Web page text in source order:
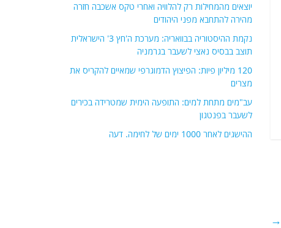
→
יוצאים מהמחילות רק להלוויה ואחרי טקס אשכבה חזרה
מהירה להתחבא מפני היהודים
נקמת ההיסטוריה בבוואריה: מערכת ה'חץ 3' הישראלית
תוצב בבסיס נאצי לשעבר בגרמניה
120 מיליון פיות: הפיצוץ הדמוגרפי שמאיים להקריס את
מצרים
עב"מים מתחת למים: התופעה הימית שמטרידה בכירים
לשעבר בפנטגון
ההישגים לאחר 1000 ימים של לחימה. דעה